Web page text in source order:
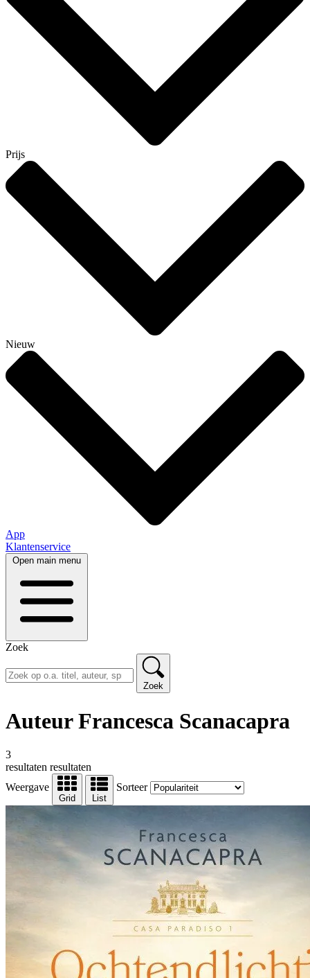
Prijs
Nieuw
App
Klantenservice
Open main menu
Zoek
Zoek
Auteur Francesca Scanacapra
3
resultaten resultaten
Weergave
Grid List
Sorteer